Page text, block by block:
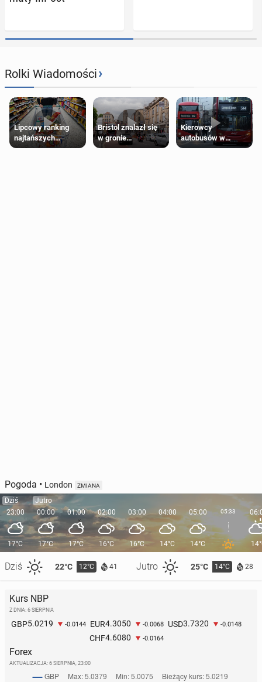
Rolki Wiadomości›
Lipcowy ranking
najtańszych
supermarketów
Bristol znalazł się
w gronie
najlepszych
Kierowcy
autobusów w
Londynie
Pogoda • London ZMIANA
Dziś
23:00
17°C
Dziś 22°C 12°C 41 Jutro 25°C 14°C 28
Jutro
00:00
17°C
01:00
17°C
02:00
16°C
03:00
16°C
04:00
14°C
05:00
14°C
05:33
Kurs NBP
Z DNIA: 6 SIERPNIA
GBP5.0219 -0.0144 EUR4.3050 -0.0068 USD3.7320 -0.0148
CHF4.6080 -0.0164
Forex
AKTUALIZACJA: 6 SIERPNIA, 23:00